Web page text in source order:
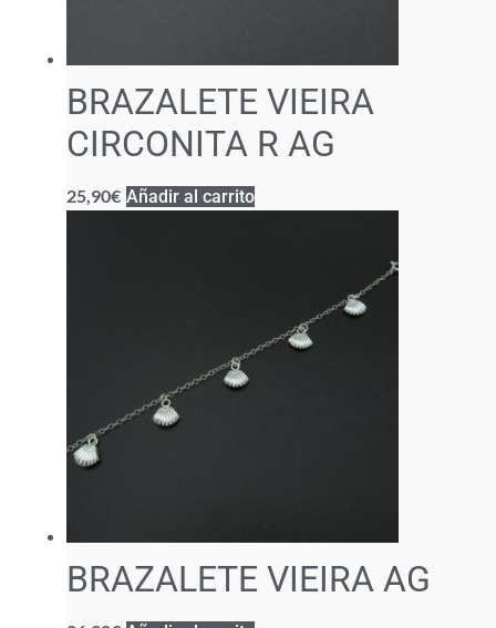
BRAZALETE VIEIRA
CIRCONITA R AG
25,90€ Añadir al carrito
BRAZALETE VIEIRA AG